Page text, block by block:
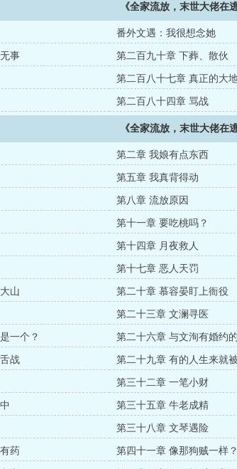
《全家流放，末世大佬在
番外文遇：我很想念她
事 第二百九十章 下葬、散伙
第二百八十七章 真正的大
第二百八十四章 骂战
《全家流放，末世大佬在
第二章 我娘有点东西
第五章 我真背得动
第八章 流放原因
第十一章 要吃桃吗？
第十四章 月夜救人
第十七章 恶人天罚
山 第二十章 慕容晏盯上衙役
第二十三章 文澜寻医
一个？ 第二十六章 与文洵有婚约
战 第二十九章 有的人生来就
第三十二章 一笔小财
第三十五章 牛老成精
第三十八章 文琴遇险
药 第四十一章 像那狗贼一样？